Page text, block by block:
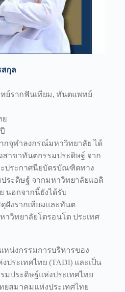
สกุล
ย์รากฟันเทียม, ทันตแพทย์
ย
กจุฬาลงกรณ์มหาวิทยาลัย ได้
าขาทันตกรรมประดิษฐ์ จาก
ประกาศนียบัตรบัณฑิตทาง
ระดิษฐ์ จากมหาวิทยาลัยแอดิ
นอกจากนี้ยังได้รับ
ฝังรากเทียมและทันต
วิทยาลัยโตรอนโต ประเทศ
หน่งกรรมการบริหารของ
ประเทศไทย (TADI) และเป็น
ประดิษฐ์แห่งประเทศไทย
สมาคมแห่งประเทศไทย